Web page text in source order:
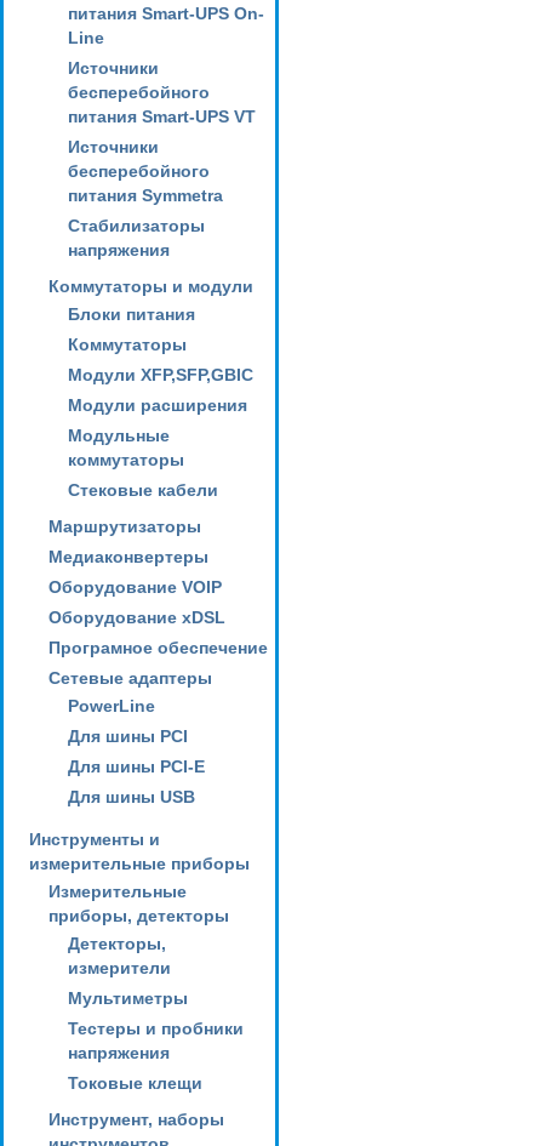
питания Smart-UPS On-
Line
Источники
бесперебойного
питания Smart-UPS VT
Источники
бесперебойного
питания Symmetra
Стабилизаторы
напряжения
Коммутаторы и модули
Блоки питания
Коммутаторы
Модули XFP,SFP,GBIC
Модули расширения
Модульные
коммутаторы
Стековые кабели
Маршрутизаторы
Медиаконвертеры
Оборудование VOIP
Оборудование xDSL
Програмное обеспечение
Сетевые адаптеры
PowerLine
Для шины PCI
Для шины PCI-E
Для шины USB
Инструменты и
измерительные приборы
Измерительные
приборы, детекторы
Детекторы,
измерители
Мультиметры
Тестеры и пробники
напряжения
Токовые клещи
Инструмент, наборы